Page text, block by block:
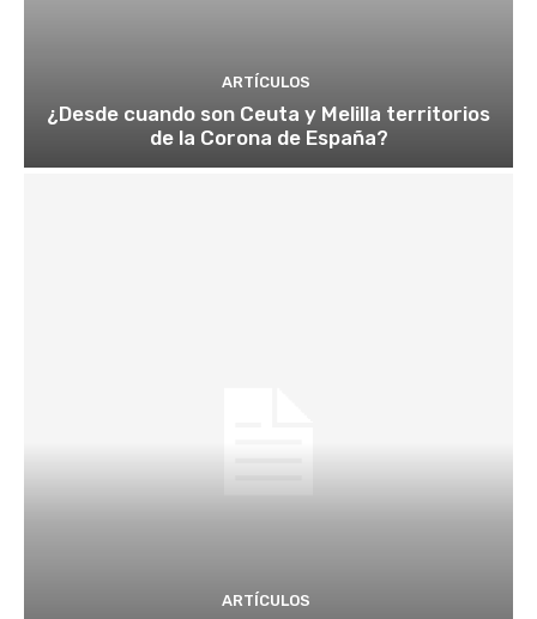
ARTÍCULOS
¿Desde cuando son Ceuta y Melilla territorios
de la Corona de España?
ARTÍCULOS